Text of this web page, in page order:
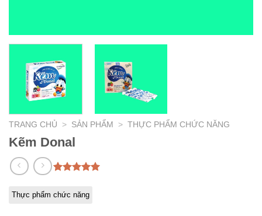
TRANG CHỦ > SẢN PHẨM > THỰC PHẨM CHỨC NĂNG
Kẽm Donal
Thực phẩm chức năng
dựa trên
đánh giá